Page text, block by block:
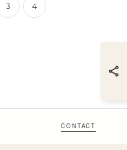
3 4
CONTACT